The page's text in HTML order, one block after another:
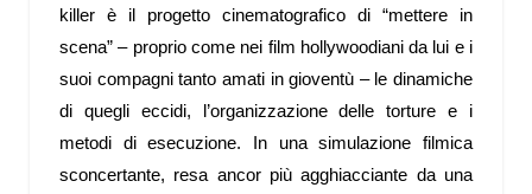
killer è il progetto cinematografico di “mettere in
scena” – proprio come nei film hollywoodiani da lui e i
suoi compagni tanto amati in gioventù – le dinamiche
di quegli eccidi, l’organizzazione delle torture e i
metodi di esecuzione. In una simulazione filmica
sconcertante, resa ancor più agghiacciante da una